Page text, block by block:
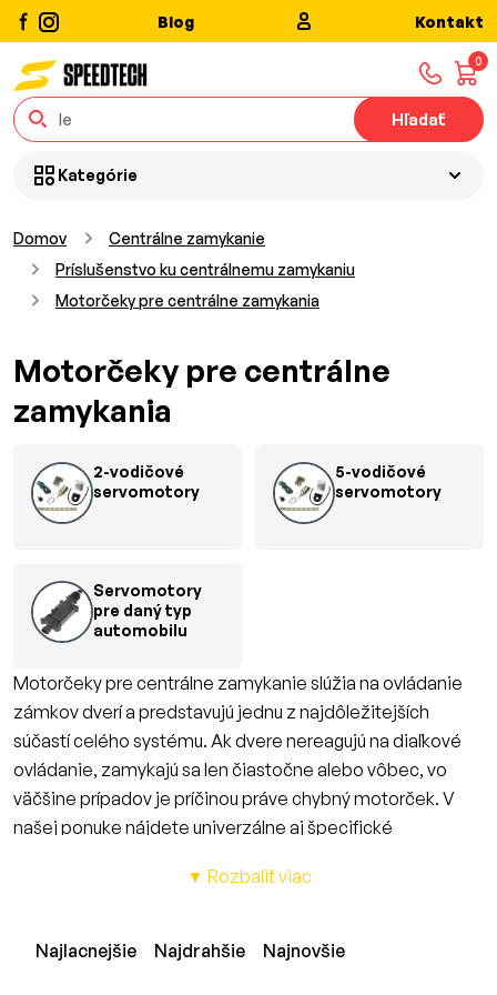
Blog Kontakt
0
Hľadať
Kategórie
Domov
Centrálne zamykanie
Príslušenstvo ku centrálnemu zamykaniu
Motorčeky pre centrálne zamykania
Motorčeky pre centrálne
zamykania
2-vodičové
servomotory
5-vodičové
servomotory
Servomotory
pre daný typ
automobilu
Motorčeky pre centrálne zamykanie slúžia na ovládanie
zámkov dverí a predstavujú jednu z najdôležitejších
súčastí celého systému. Ak dvere nereagujú na diaľkové
ovládanie, zamykajú sa len čiastočne alebo vôbec, vo
väčšine prípadov je príčinou práve chybný motorček. V
našej ponuke nájdete univerzálne aj špecifické
centrálneho zamykania do osobných áut, dodávok aj
zabezpečili spoľahlivý chod, rýchlu reakciu a dlhú
▼ Rozbaliť viac
Najlacnejšie Najdrahšie Najnovšie